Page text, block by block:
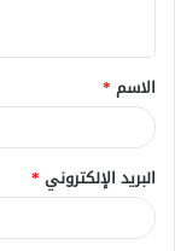
ق
*
الاسم *
البريد الإلكتروني *